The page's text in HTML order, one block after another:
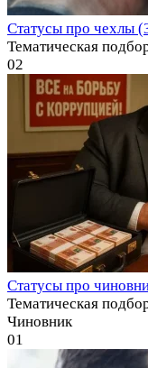
Статусы про чехлы
Тематическая
02
Статусы про
Тематическая
Чиновник
01